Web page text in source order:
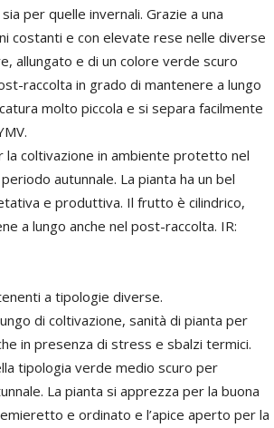
per quelle invernali. Grazie a una
costanti e con elevate rese nelle diverse
allungato e di un colore verde scuro
raccolta in grado di mantenere a lungo
molto piccola e si separa facilmente
la coltivazione in ambiente protetto nel
autunnale. La pianta ha un bel
e produttiva. Il frutto è cilindrico,
a lungo anche nel post-raccolta. IR:
a tipologie diverse.
di coltivazione, sanità di pianta per
in presenza di stress e sbalzi termici.
tipologia verde medio scuro per
La pianta si apprezza per la buona
e ordinato e l’apice aperto per la